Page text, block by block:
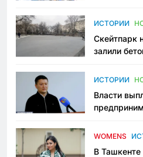
ИСТОРИИ
Скейтпарк
залили
ИСТОРИИ
Власти
приговору
WOMENS
В Ташкенте